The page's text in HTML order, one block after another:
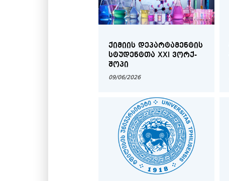
ᲥᲘᲛᲘᲘᲡ ᲓᲔᲞᲐᲠᲢᲐᲛᲔᲜᲢᲘᲡ
ᲡᲢᲣᲓᲔᲜᲢᲗᲐ XXI ᲕᲝᲠᲥ-
ᲨᲝᲞᲘ
09/06/2026